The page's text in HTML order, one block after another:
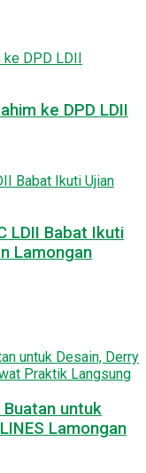
ke DPD LDII
LDII Babat Ikuti
Lamongan
untuk
Lamongan